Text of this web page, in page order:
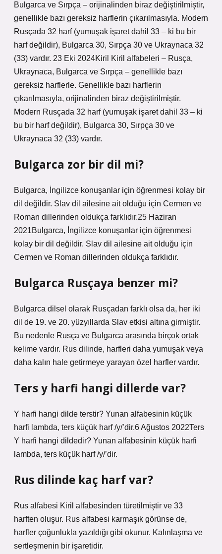
Bulgarca ve Sırpça – orijinalinden biraz değiştirilmiştir,
genellikle bazı gereksiz harflerin çıkarılmasıyla. Modern
Rusçada 32 harf (yumuşak işaret dahil 33 – ki bu bir
harf değildir), Bulgarca 30, Sırpça 30 ve Ukraynaca 32
(33) vardır. 23 Eki 2024Kiril Kiril alfabeleri – Rusça,
Ukraynaca, Bulgarca ve Sırpça – genellikle bazı
gereksiz harflerle. Genellikle bazı harflerin
çıkarılmasıyla, orijinalinden biraz değiştirilmiştir.
Modern Rusçada 32 harf (yumuşak işaret dahil 33 – ki
bu bir harf değildir), Bulgarca 30, Sırpça 30 ve
Ukraynaca 32 (33) vardır.
Bulgarca zor bir dil mi?
Bulgarca, İngilizce konuşanlar için öğrenmesi kolay bir
dil değildir. Slav dil ailesine ait olduğu için Cermen ve
Roman dillerinden oldukça farklıdır.25 Haziran
2021Bulgarca, İngilizce konuşanlar için öğrenmesi
kolay bir dil değildir. Slav dil ailesine ait olduğu için
Cermen ve Roman dillerinden oldukça farklıdır.
Bulgarca Rusçaya benzer mi?
Bulgarca dilsel olarak Rusçadan farklı olsa da, her iki
dil de 19. ve 20. yüzyıllarda Slav etkisi altına girmiştir.
Bu nedenle Rusça ve Bulgarca arasında birçok ortak
kelime vardır. Rus dilinde, harfleri daha yumuşak veya
daha kalın hale getirmeye yarayan özel harfler vardır.
Ters y harfi hangi dillerde var?
Y harfi hangi dilde terstir? Yunan alfabesinin küçük
harfi lambda, ters küçük harf /y/’dir.6 Ağustos 2022Ters
Y harfi hangi dildedir? Yunan alfabesinin küçük harfi
lambda, ters küçük harf /y/’dir.
Rus dilinde kaç harf var?
Rus alfabesi Kiril alfabesinden türetilmiştir ve 33
harften oluşur. Rus alfabesi karmaşık görünse de,
harfler çoğunlukla yazıldığı gibi okunur. Kalınlaşma ve
sertleşmenin bir işaretidir.